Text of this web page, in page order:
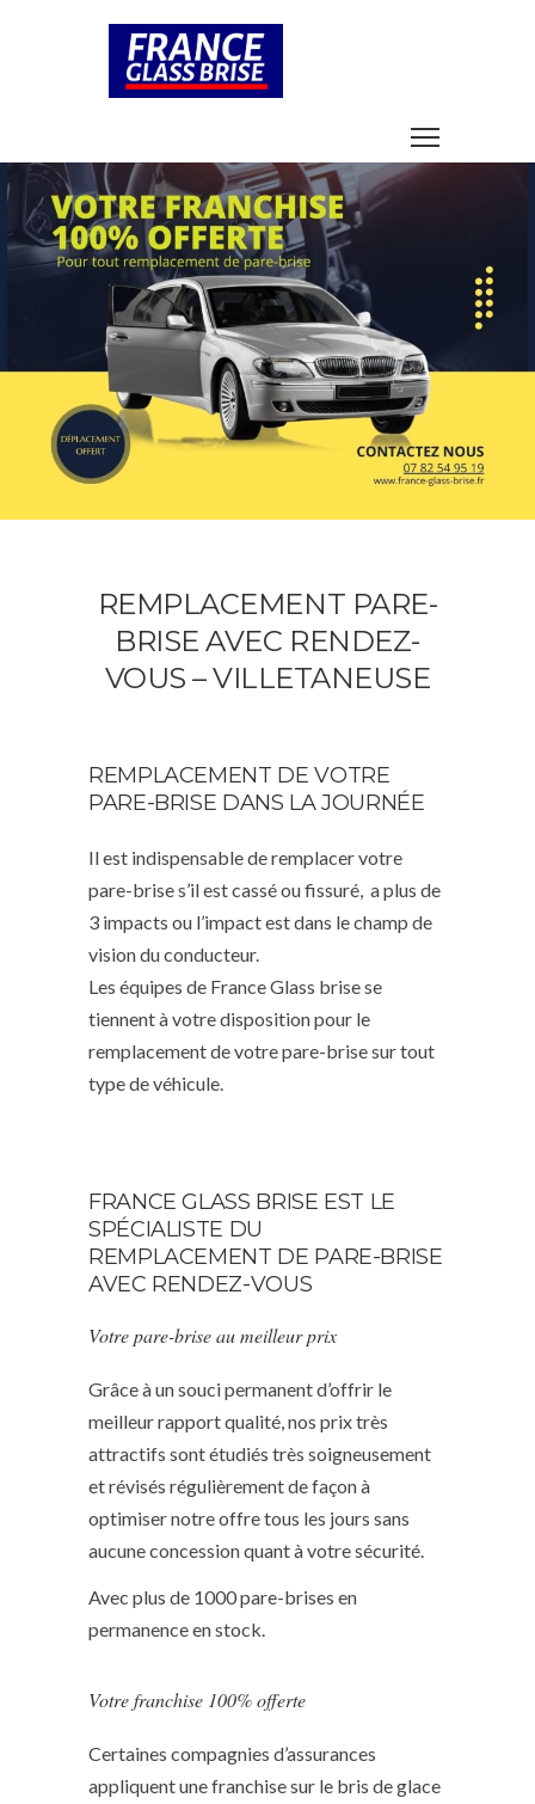
REMPLACEMENT PARE-
BRISE AVEC RENDEZ-
VOUS – VILLETANEUSE
REMPLACEMENT DE VOTRE
PARE-BRISE DANS LA JOURNÉE
Il est indispensable de remplacer votre
pare-brise s’il est cassé ou fissuré, a plus de
3 impacts ou l’impact est dans le champ de
vision du conducteur.
Les équipes de France Glass brise se
tiennent à votre disposition pour le
remplacement de votre pare-brise sur tout
type de véhicule.
FRANCE GLASS BRISE EST LE
SPÉCIALISTE DU
REMPLACEMENT DE PARE-BRISE
AVEC RENDEZ-VOUS
Votre pare-brise au meilleur prix
Grâce à un souci permanent d’offrir le
meilleur rapport qualité, nos prix très
attractifs sont étudiés très soigneusement
et révisés régulièrement de façon à
optimiser notre offre tous les jours sans
aucune concession quant à votre sécurité.
Avec plus de 1000 pare-brises en
permanence en stock.
Votre franchise 100% offerte
Certaines compagnies d’assurances
appliquent une franchise sur le bris de glace